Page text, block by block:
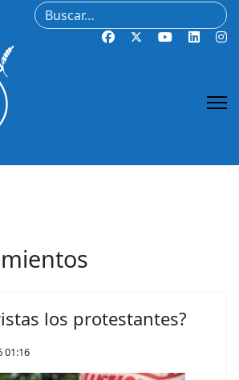
Buscar
los protestantes?
01:16